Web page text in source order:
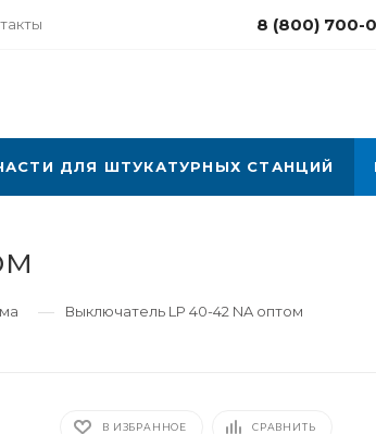
8 (800) 700-
ДЛЯ ШТУКАТУРНЫХ СТАНЦИЙ
— Выключатель LP 40-42 NA оптом
В ИЗБРАННОЕ СРАВНИТЬ